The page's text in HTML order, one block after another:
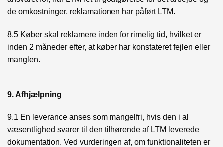
de omkostninger, reklamationen har påført LTM.
8.5 Køber skal reklamere inden for rimelig tid, hvilket er
inden 2 måneder efter, at køber har konstateret fejlen eller
manglen.
9. Afhjælpning
9.1 En leverance anses som mangelfri, hvis den i al
væsentlighed svarer til den tilhørende af LTM leverede
dokumentation. Ved vurderingen af, om funktionaliteten er